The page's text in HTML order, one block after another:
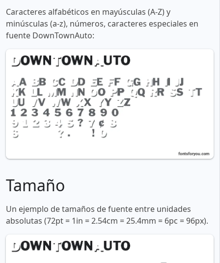
Caracteres alfabéticos en mayúsculas (A-Z) y
minúsculas (a-z), números, caracteres especiales en
fuente DownTownAuto:
Tamaño
Un ejemplo de tamaños de fuente entre unidades
absolutas (72pt = 1in = 2.54cm = 25.4mm = 6pc = 96px).